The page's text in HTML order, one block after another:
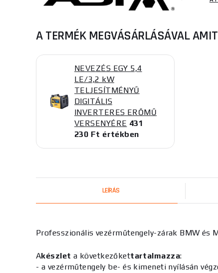
A TERMÉK MEGVÁSÁRLÁSÁVAL
NEVEZÉS EGY 5,4
LE/3,2 kW
TELJESÍTMÉNYŰ
DIGITÁLIS
INVERTERES ERŐMŰ
VERSENYÉRE 431
230 Ft értékben
LEÍRÁS
Professzionális vezérműtengely-zárak BMW és
Akészlet a következőkettartalmazza:
- a vezérműtengely be- és kimeneti nyílásán